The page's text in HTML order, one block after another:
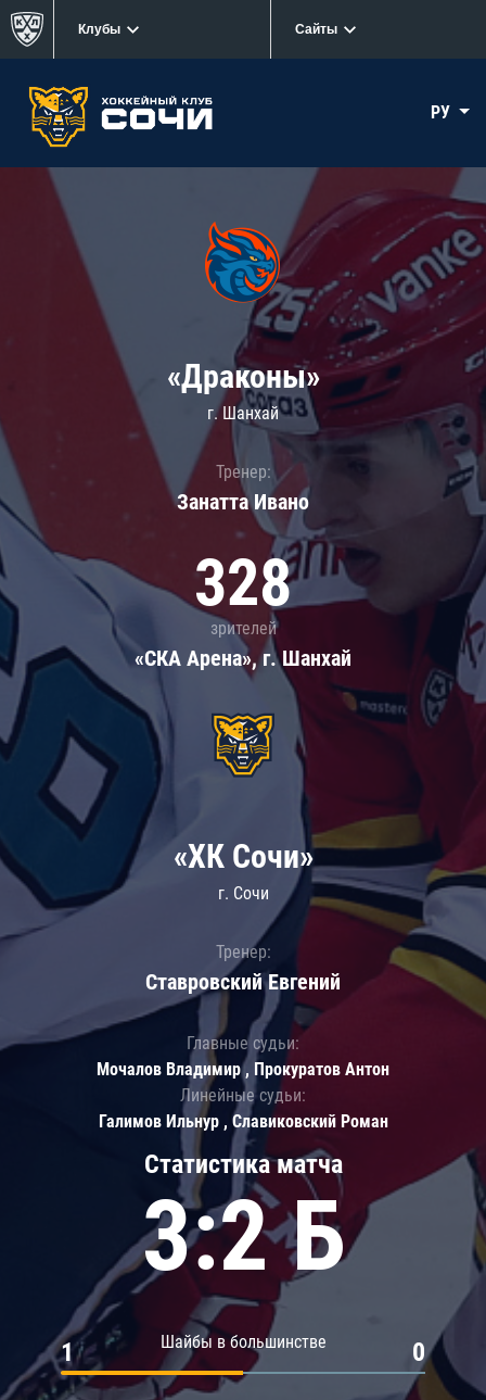
Клубы Сайты
РУ
«Драконы»
г. Шанхай
Тренер:
Занатта Иванo
328
зрителей
«СКА Арена», г. Шанхай
Статистика матча
3:2 Б
Шайбы в большинстве
1 0
«ХК Сочи»
г. Сочи
Тренер:
Ставровский Евгений
Главные судьи:
Мочалов Владимир , Прокуратов Антон
Линейные судьи:
Галимов Ильнур , Славиковский Роман